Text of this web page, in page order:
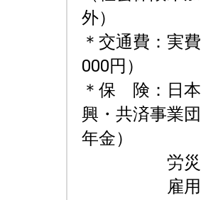
外）
＊交通費：実
000円）
＊保 険：日
興・共済事業
年金）
労災
雇用